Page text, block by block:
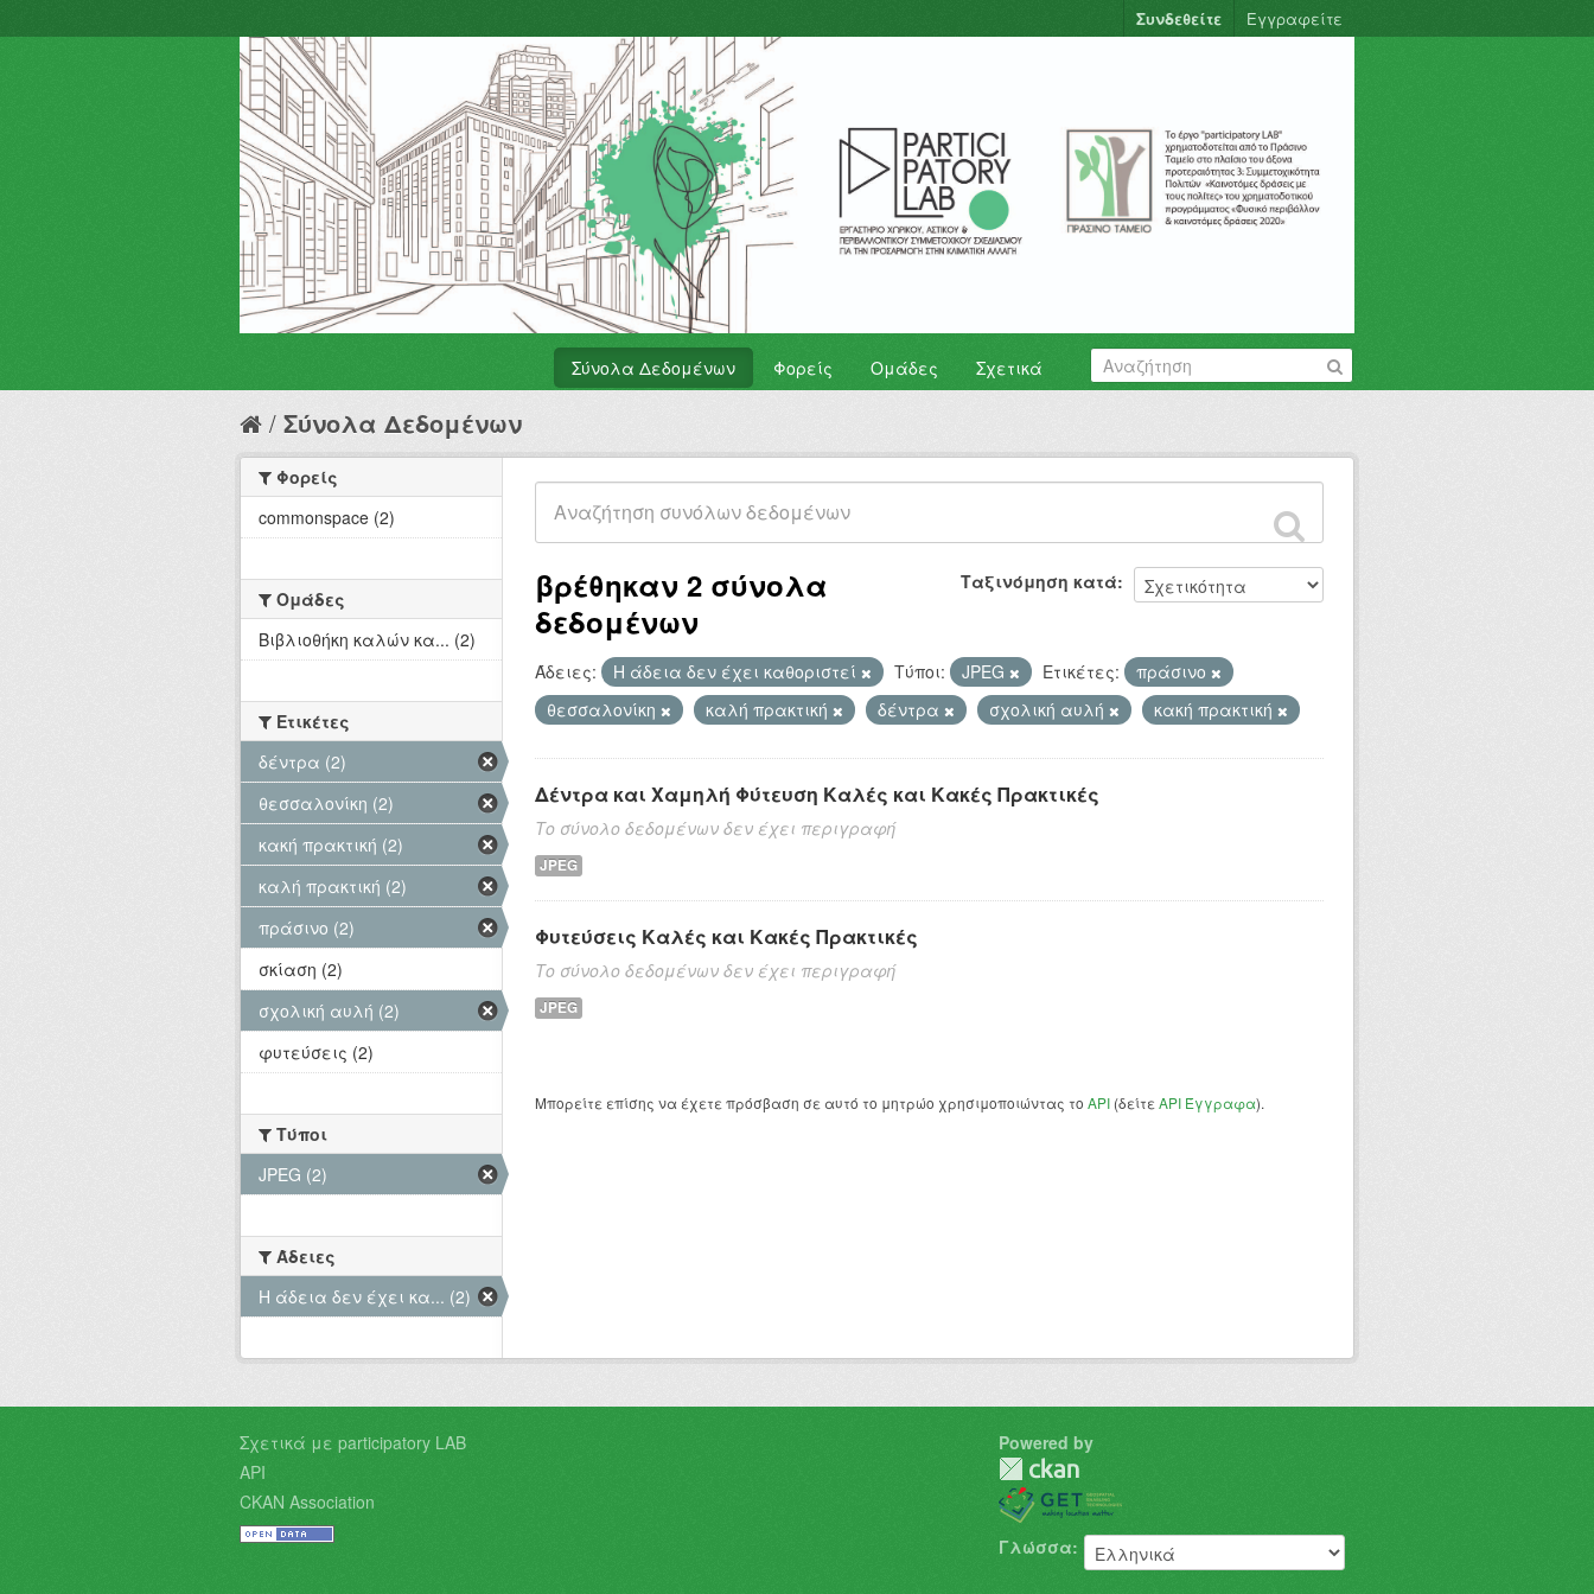
Συνδεθείτε Εγγραφείτε
Σύνολα Δεδομένων Φορείς Ομάδες Σχετικά
Σύνολα Δεδομένων
Ταξινόμηση κατά
βρέθηκαν 2 σύνολα
δεδομένων
Άδειες: Η άδεια δεν έχει καθοριστεί Τύποι: JPEG Ετικέτες:
πράσινο
θεσσαλονίκη
καλή πρακτική δέντρα σχολική αυλή κακή πρακτική
Δέντρα και Χαμηλή Φύτευση Καλές και Κακές Πρακτικές
Το σύνολο δεδομένων δεν έχει περιγραφή
JPEG
Φυτεύσεις Καλές και Κακές Πρακτικές
Το σύνολο δεδομένων δεν έχει περιγραφή
JPEG
Μπορείτε επίσης να έχετε πρόσβαση σε αυτό το μητρώο χρησιμοποιώντας το API (δείτε API Έγγραφα).
Φορείς
commonspace (2)
Ομάδες
Βιβλιοθήκη καλών κα... (2)
Ετικέτες
δέντρα (2)
θεσσαλονίκη (2)
κακή πρακτική (2)
καλή πρακτική (2)
πράσινο (2)
σκίαση (2)
σχολική αυλή (2)
φυτεύσεις (2)
Τύποι
JPEG (2)
Άδειες
Η άδεια δεν έχει κα... (2)
Σχετικά με participatory LAB
API
CKAN Association
Powered by
Γλώσσα